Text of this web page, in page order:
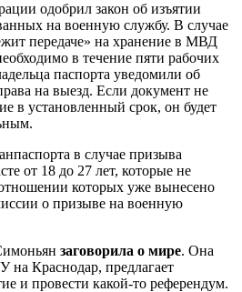
одобрил закон об изъятии
на военную службу. В случае
передаче» на хранение в МВД
в течение пяти рабочих
паспорта уведомили об
на выезд. Если документ не
в установленный срок, он будет
в случае призыва
от 18 до 27 лет, которые не
которых уже вынесено
о призыве на военную
заговорила о мире. Она
на Краснодар, предлагает
и провести какой-то референдум.